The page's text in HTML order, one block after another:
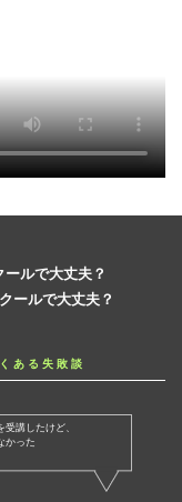
ルで大丈夫？
ールで大丈夫？
ある失敗談
受講したけど、
かった